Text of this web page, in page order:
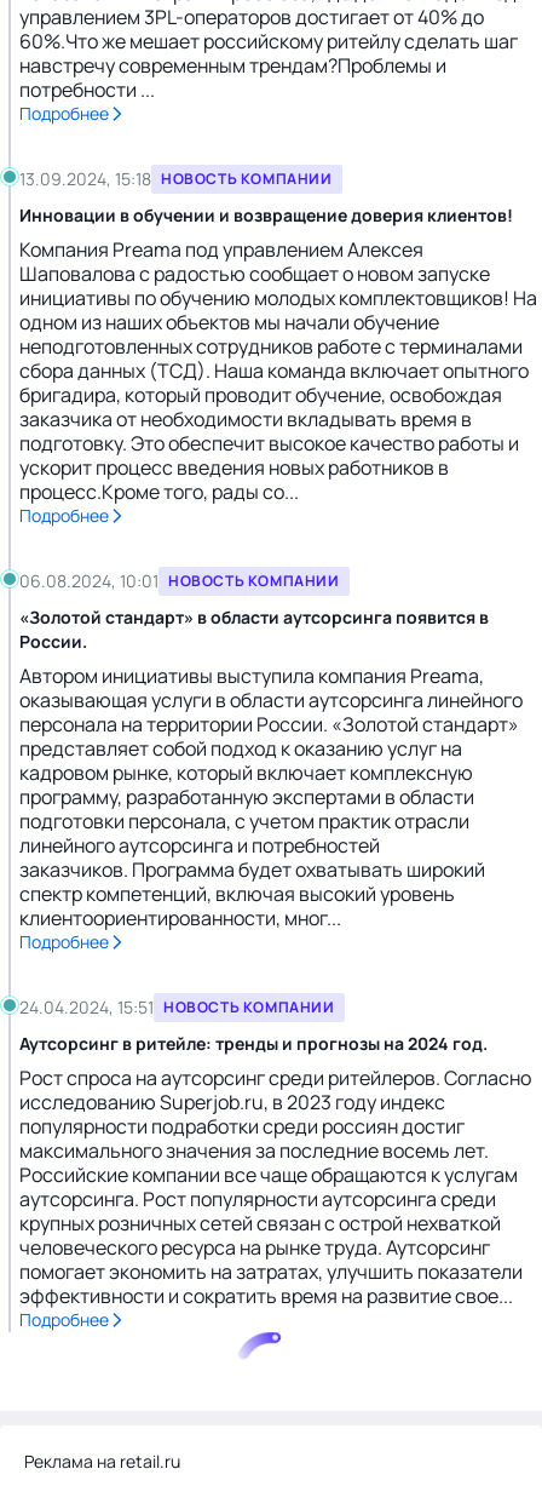
управлением 3PL-операторов достигает от 40% до
60%.Что же мешает российскому ритейлу сделать шаг
навстречу современным трендам?Проблемы и
потребности ...
Подробнее
13.09.2024, 15:18 НОВОСТЬ КОМПАНИИ
Инновации в обучении и возвращение доверия клиентов!
Компания Preama под управлением Алексея
Шаповалова с радостью сообщает о новом запуске
инициативы по обучению молодых комплектовщиков! На
одном из наших объектов мы начали обучение
неподготовленных сотрудников работе с терминалами
сбора данных (ТСД). Наша команда включает опытного
бригадира, который проводит обучение, освобождая
заказчика от необходимости вкладывать время в
подготовку. Это обеспечит высокое качество работы и
ускорит процесс введения новых работников в
процесс.Кроме того, рады со...
Подробнее
06.08.2024, 10:01 НОВОСТЬ КОМПАНИИ
«Золотой стандарт» в области аутсорсинга появится в
России.
Автором инициативы выступила компания Preama,
оказывающая услуги в области аутсорсинга линейного
персонала на территории России. «Золотой стандарт»
представляет собой подход к оказанию услуг на
кадровом рынке, который включает комплексную
программу, разработанную экспертами в области
подготовки персонала, с учетом практик отрасли
линейного аутсорсинга и потребностей
заказчиков. Программа будет охватывать широкий
спектр компетенций, включая высокий уровень
клиентоориентированности, мног...
Подробнее
24.04.2024, 15:51 НОВОСТЬ КОМПАНИИ
Аутсорсинг в ритейле: тренды и прогнозы на 2024 год.
Рост спроса на аутсорсинг среди ритейлеров. Согласно
исследованию Superjob.ru, в 2023 году индекс
популярности подработки среди россиян достиг
максимального значения за последние восемь лет.
Российские компании все чаще обращаются к услугам
аутсорсинга. Рост популярности аутсорсинга среди
крупных розничных сетей связан с острой нехваткой
человеческого ресурса на рынке труда. Аутсорсинг
помогает экономить на затратах, улучшить показатели
эффективности и сократить время на развитие свое...
Подробнее
Реклама на retail.ru